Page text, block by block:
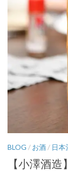
BLOG / お酒 / 日本
【小澤酒